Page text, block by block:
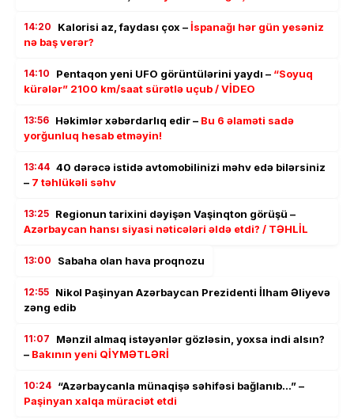
14:20 Kalorisi az, faydası çox –İspanağı hər gün yesəniz
nə baş verər?
14:10 Pentaqon yeni UFO görüntülərini yaydı – “Soyuq
kürələr” 2100 km/saat sürətlə uçub / VİDEO
13:56 Həkimlər xəbərdarlıq edir – Bu 6 əlaməti sadə
yorğunluq hesab etməyin!
13:44 40 dərəcə istidə avtomobilinizi məhv edə bilərsiniz
– 7 təhlükəli səhv
13:25 Regionun tarixini dəyişən Vaşinqton görüşü –
Azərbaycan hansı siyasi nəticələri əldə etdi? / TƏHLİL
13:00 Sabaha olan hava proqnozu
12:55 Nikol Paşinyan Azərbaycan Prezidenti İlham Əliyevə
zəng edib
11:07
Mənzil almaq istəyənlər gözləsin, yoxsa indi alsın?
– Bakının yeni QİYMƏTLƏRİ
10:24 “Azərbaycanla münaqişə səhifəsi bağlanıb…” –
Paşinyan xalqa müraciət etdi